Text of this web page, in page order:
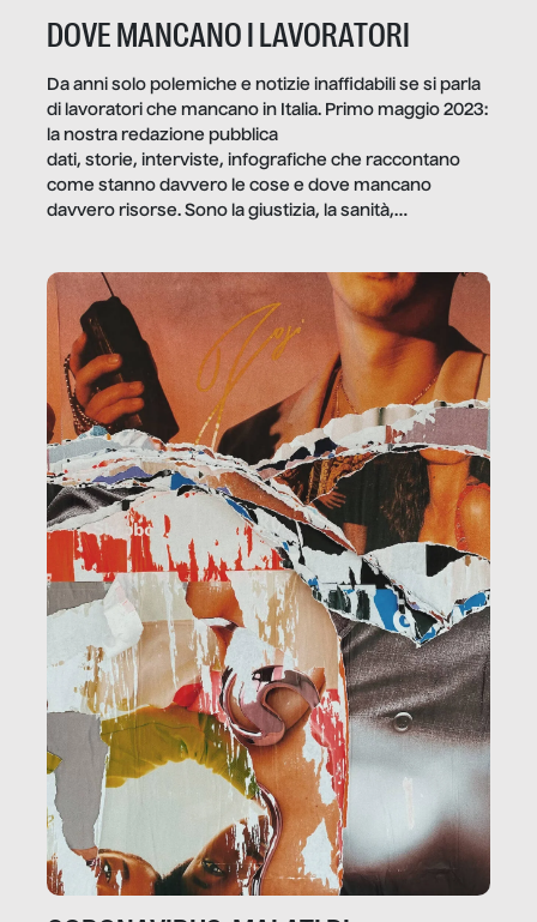
DOVE MANCANO I LAVORATORI
Da anni solo polemiche e notizie inaffidabili se si parla
di lavoratori che mancano in Italia. Primo maggio 2023:
la nostra redazione pubblica
dati, storie, interviste, infografiche che raccontano
come stanno davvero le cose e dove mancano
davvero risorse. Sono la giustizia, la sanità,